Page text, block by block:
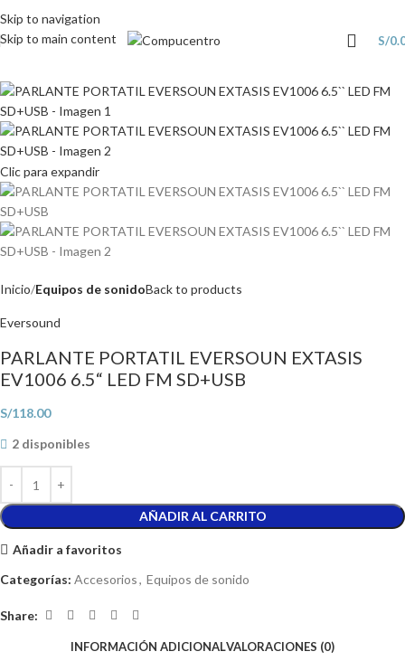
Skip to navigation
Skip to main content
S/
Clic para expandir
Inicio Equipos de sonidoBack to products
Eversound
PARLANTE PORTATIL EVERSOUN EXTASIS
EV1006 6.5“ LED FM SD+USB
S/118.00
2 disponibles
AÑADIR AL CARRITO
Añadir a favoritos
Categorías: Accesorios, Equipos de sonido
Share:
INFORMACIÓN ADICIONALVALORACIONES (0)